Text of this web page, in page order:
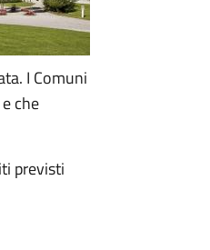
I Comuni
che
previsti